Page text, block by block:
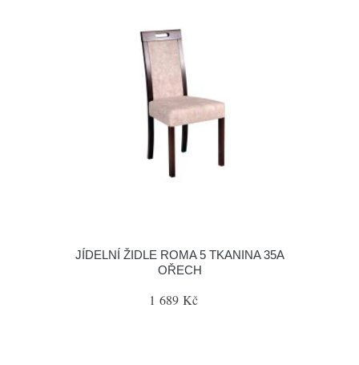
JÍDELNÍ ŽIDLE ROMA 5 TKANINA 35A
OŘECH
1 689 Kč